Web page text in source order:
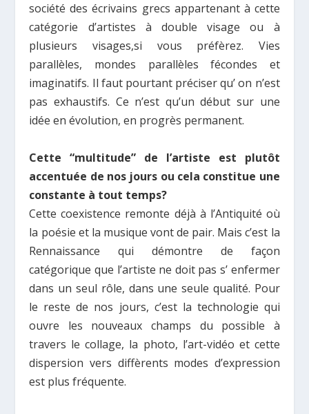
société desécrivains grecs appartenant à cette
catégorie d’artistes à double visage ou à
plusieurs visages,si vous préfèrez. Vies
parallèles, mondes parallèles fécondes et
imaginatifs. Ιl faut pourtant préciser qu’ on n’est
pas exhaustifs. Ce n’est qu’un début sur une
idée en évolution, en progrès permanent.
Cette “multitude” de l’artiste est plutôt
accentuée de nos jours ou cela constitue une
constante à tout temps?
Cette coexistence remonte déjà à l’Antiquité où
la poésie et la musique vont de pair. Μais c’est la
Rennaissance qui démontre de façon
catégorique que l’artiste ne doit pas s’ enfermer
dans un seul rôle, dans une seule qualité. Pour
le reste de nos jours, c’est la technologie qui
ouvre les nouveaux champs du possible à
travers le collage, la photo, l’art-vidéo et cette
dispersion vers diffèrents modes d’expression
est plus fréquente.